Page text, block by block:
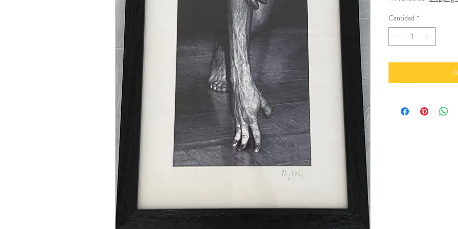
Cantidad *